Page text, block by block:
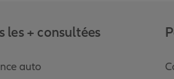
les + consultées
auto